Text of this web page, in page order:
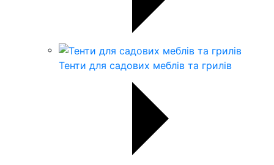
Тенти для садових меблів та грилів